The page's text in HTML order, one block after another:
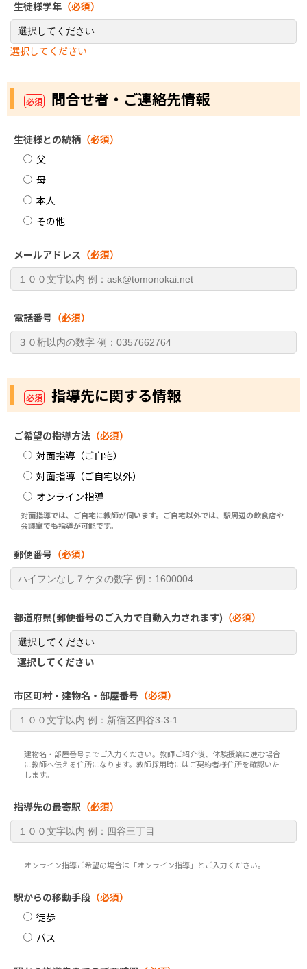
生徒様学年 （必須）
選択してください
必須 問合せ者・ご連絡先情報
生徒様との続柄 （必須）
父
母
本人
その他
メールアドレス （必須）
電話番号 （必須）
必須 指導先に関する情報
ご希望の指導方法 （必須）
対面指導（ご自宅）
対面指導（ご自宅以外）
オンライン指導
対面指導では、ご自宅に教師が伺います。ご自宅以外では、駅周辺の飲食店や
会議室でも指導が可能です。
郵便番号 （必須）
都道府県(郵便番号のご入力で自動入力されます) （必須）
選択してください
市区町村・建物名・部屋番号 （必須）
建物名・部屋番号までご入力ください。教師ご紹介後、体験授業に進む場合
に教師へ伝える住所になります。教師採用時にはご契約者様住所を確認いた
します。
指導先の最寄駅 （必須）
オンライン指導ご希望の場合は「オンライン指導」とご入力ください。
駅からの移動手段 （必須）
徒歩
バス